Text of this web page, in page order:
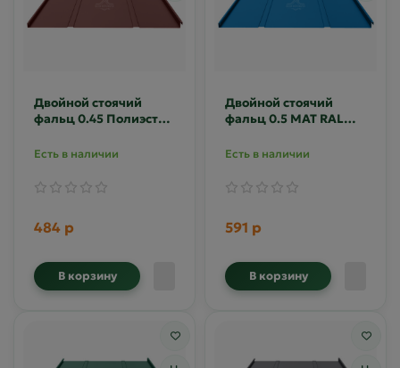
Двойной стоячий
фальц 0.45 Полиэстер
8017
Есть в наличии
484 р
В корзину
Двойной стоячий
фальц 0.5 MAT RAL
Есть в наличии
591 р
В корзину